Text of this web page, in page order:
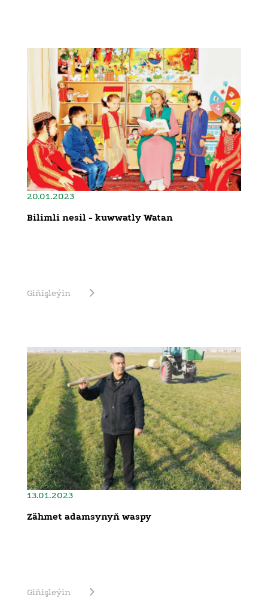
20.01.2023
Bilimli nesil - kuwwatly Watan
Giňişleýin
13.01.2023
Zähmet adamsynyň waspy
Giňişleýin